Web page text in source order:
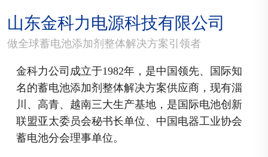
山东金科力电源科技有限公司
做全球蓄电池添加剂整体解决方案引领者
金科力公司成立于1982年，是中国领先、国际知
名的蓄电池添加剂整体解决方案供应商，现有淄
川、高青、越南三大生产基地，是国际电池创新
联盟亚太委员会秘书长单位、中国电器工业协会
蓄电池分会理事单位。